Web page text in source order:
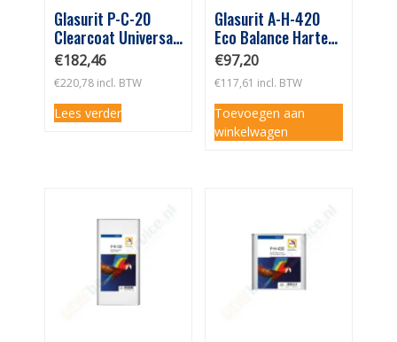
Glasurit P-C-20
Clearcoat Universal
5L
€182,46
€220,78 incl. BTW
Lees verder
Glasurit A-H-420
Eco Balance Harter
Extra 2,5L
€97,20
€117,61 incl. BTW
Toevoegen aan
winkelwagen